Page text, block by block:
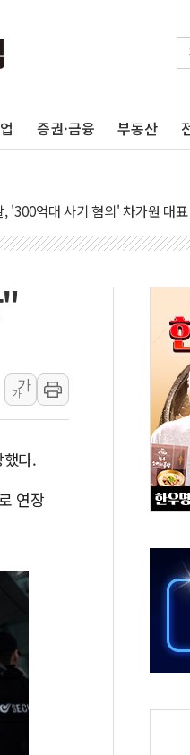
증권·금융 부동산
교체하다 난간 무너져…대전서
"규제와 대출 풀고 재개발·재
] 종합특검, '尹 관저 이전 감사
4~6월 105조원 환시 개입...4월
지플래닛 창업재단, 스타트업 지
혁 "집값 올려놓고 국민만 잡아"
] '해병 순직 책임' 임성근 전 사
, '강북구 오피스텔 살인' 50대 남
그늘막 4만개 육박 7년 새 7배
약계층에 더 가혹한 여름"…구윤
日 환율공조에 유럽 패싱… '유로
값 사상 최고치…'닥터 코퍼'가
프레미아, 호치민 노선 재개...3년
통합위, 정치 다양성 제고 특별
씨, 220억원 규모 美 전력 케이블
가
가
다.
연장